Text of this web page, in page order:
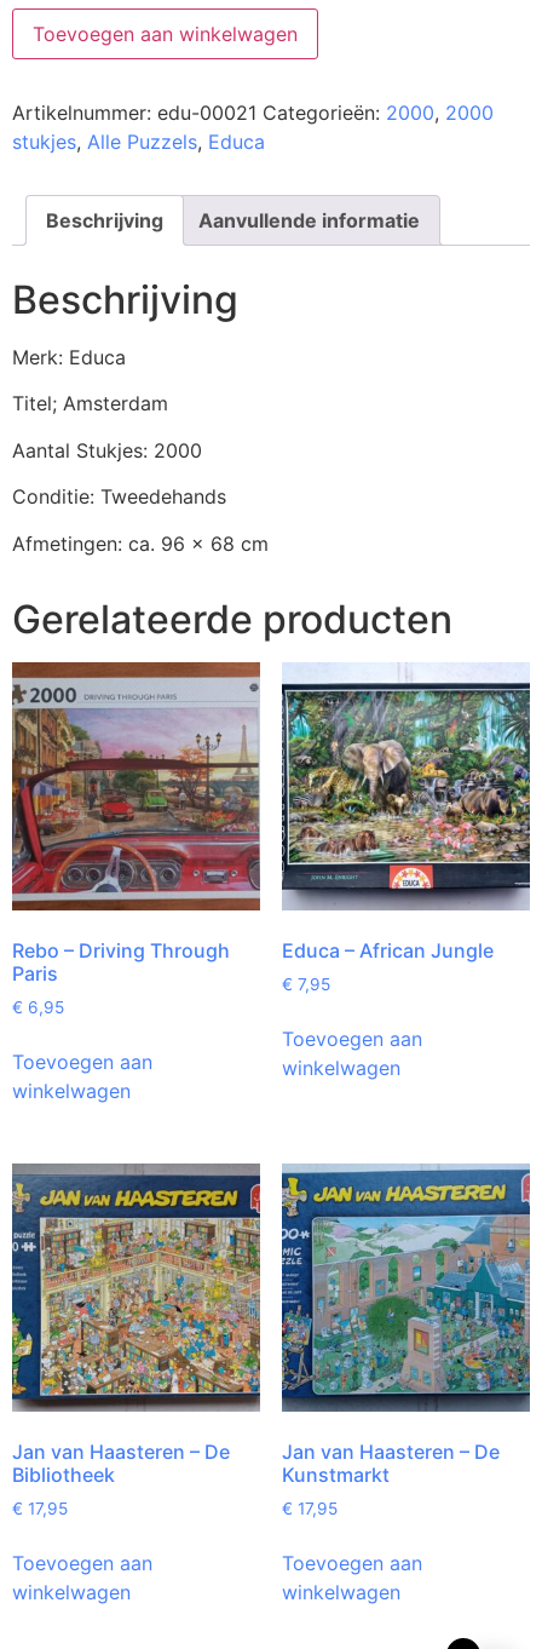
Toevoegen aan winkelwagen
Artikelnummer: edu-00021 Categorieën: 2000, 2000
stukjes, Alle Puzzels, Educa
Beschrijving Aanvullende informatie
Beschrijving
Merk: Educa
Titel; Amsterdam
Aantal Stukjes: 2000
Conditie: Tweedehands
Afmetingen: ca. 96 x 68 cm
Gerelateerde producten
Rebo – Driving Through
Paris
€ 6,95
Toevoegen aan
winkelwagen
Educa – African Jungle
€ 7,95
Toevoegen aan
winkelwagen
Jan van Haasteren – De
Bibliotheek
€ 17,95
Toevoegen aan
winkelwagen
Jan van Haasteren – De
Kunstmarkt
€ 17,95
Toevoegen aan
winkelwagen